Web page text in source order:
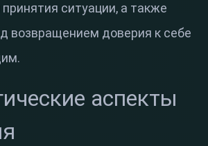
ситуации, а также
возвращением доверия к себе
аспекты